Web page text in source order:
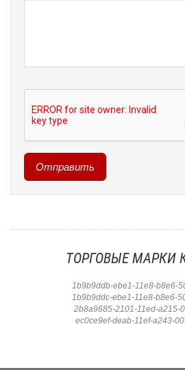
ТОРГОВЫЕ МАРКИ
1b9b9ddb-ebe1-11e8-b8e6-
1b9b9ddc-ebe1-11e8-b8e6-
2b8a9685-2101-11ed-a215-
ec0ce9ef-deab-11ef-a243-